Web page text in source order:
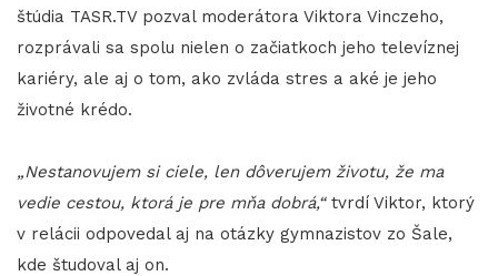
štúdia TASR.TV pozval moderátora Viktora Vinczeho,
rozprávali sa spolu nielen o začiatkoch jeho televíznej
kariéry, ale aj o tom, ako zvláda stres a aké je jeho
životné krédo.
„Nestanovujem si ciele, len dôverujem životu, že ma
vedie cestou, ktorá je pre mňa dobrá,“tvrdí Viktor, ktorý
v relácii odpovedal aj na otázky gymnazistov zo Šale,
kde študoval aj on.